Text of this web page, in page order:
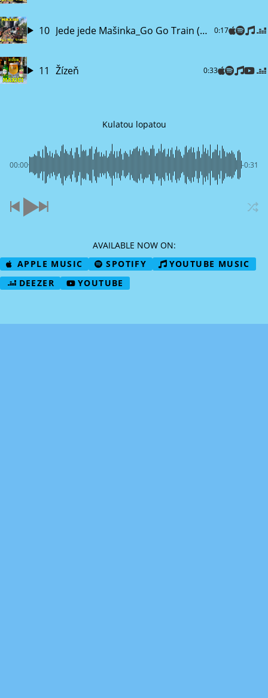
10 Jede jede Mašinka_Go Go Train (Guitar Czech & English Remix)_ukazka 0:17
11 Žízeň 0:33
Kulatou lopatou
00:00 -0:31
AVAILABLE NOW ON:
APPLE MUSIC
SPOTIFY
YOUTUBE MUSIC
DEEZER
YOUTUBE